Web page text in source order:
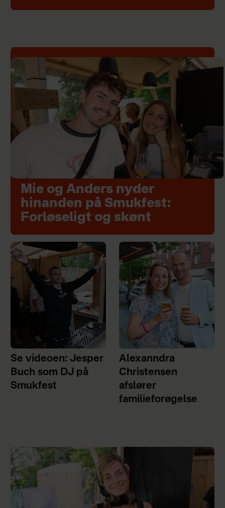
Mie og Anders nyder
hinanden på Smukfest:
Forløseligt og skønt
Se videoen: Jesper
Buch som DJ på
Smukfest
Alexanndra
Christensen
afslører
familieforøgelse